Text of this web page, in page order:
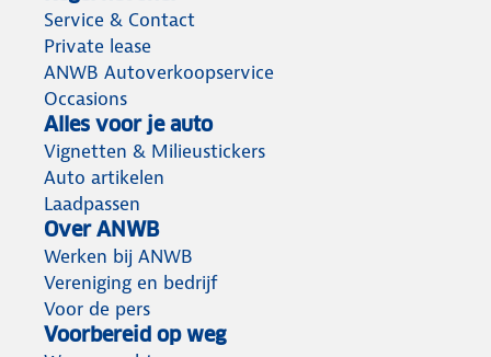
Service & Contact
Private lease
ANWB Autoverkoopservice
Occasions
Alles voor je auto
Vignetten & Milieustickers
Auto artikelen
Laadpassen
Over ANWB
Werken bij ANWB
Vereniging en bedrijf
Voor de pers
Voorbereid op weg